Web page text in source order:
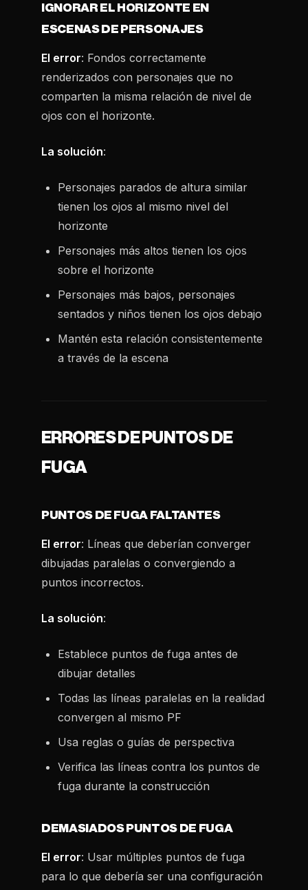
IGNORAR EL HORIZONTE EN
ESCENAS DE PERSONAJES
El error: Fondos correctamente
renderizados con personajes que no
comparten la misma relación de nivel de
ojos con el horizonte.
La solución:
Personajes parados de altura similar
tienen los ojos al mismo nivel del
horizonte
Personajes más altos tienen los ojos
sobre el horizonte
Personajes más bajos, personajes
sentados y niños tienen los ojos debajo
Mantén esta relación consistentemente
a través de la escena
ERRORES DE PUNTOS DE
FUGA
PUNTOS DE FUGA FALTANTES
El error: Líneas que deberían converger
dibujadas paralelas o convergiendo a
puntos incorrectos.
La solución:
Establece puntos de fuga antes de
dibujar detalles
Todas las líneas paralelas en la realidad
convergen al mismo PF
Usa reglas o guías de perspectiva
Verifica las líneas contra los puntos de
fuga durante la construcción
DEMASIADOS PUNTOS DE FUGA
El error: Usar múltiples puntos de fuga
para lo que debería ser una configuración